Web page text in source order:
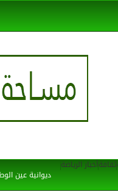
ثقافةأخبار الرياضة
ديوانية عين